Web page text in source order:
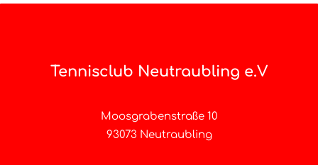
Tennisclub Neutraubling e.V
Moosgrabenstraße 10
93073 Neutraubling